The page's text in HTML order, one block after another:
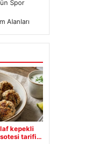
Spor
Alanları
kepekli
sotesi tarifi…